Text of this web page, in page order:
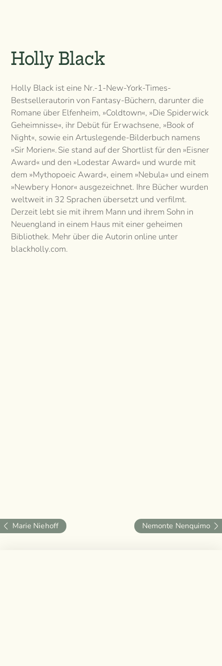
Holly Black
Holly Black ist eine Nr.-1-New-York-Times-
Bestsellerautorin von Fantasy-Büchern, darunter die
Romane über Elfenheim, »Coldtown«, »Die Spiderwick
Geheimnisse«, ihr Debüt für Erwachsene, »Book of
Night«, sowie ein Artuslegende-Bilderbuch namens
»Sir Morien«. Sie stand auf der Shortlist für den »Eisner
Award« und den »Lodestar Award« und wurde mit
dem »Mythopoeic Award«, einem »Nebula« und einem
»Newbery Honor« ausgezeichnet. Ihre Bücher wurden
weltweit in 32 Sprachen übersetzt und verfilmt.
Derzeit lebt sie mit ihrem Mann und ihrem Sohn in
Neuengland in einem Haus mit einer geheimen
Bibliothek. Mehr über die Autorin online unter
blackholly.com.
Marie Niehoff Nemonte Nenquimo